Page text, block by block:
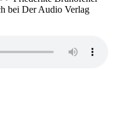
bei Der Audio Verlag